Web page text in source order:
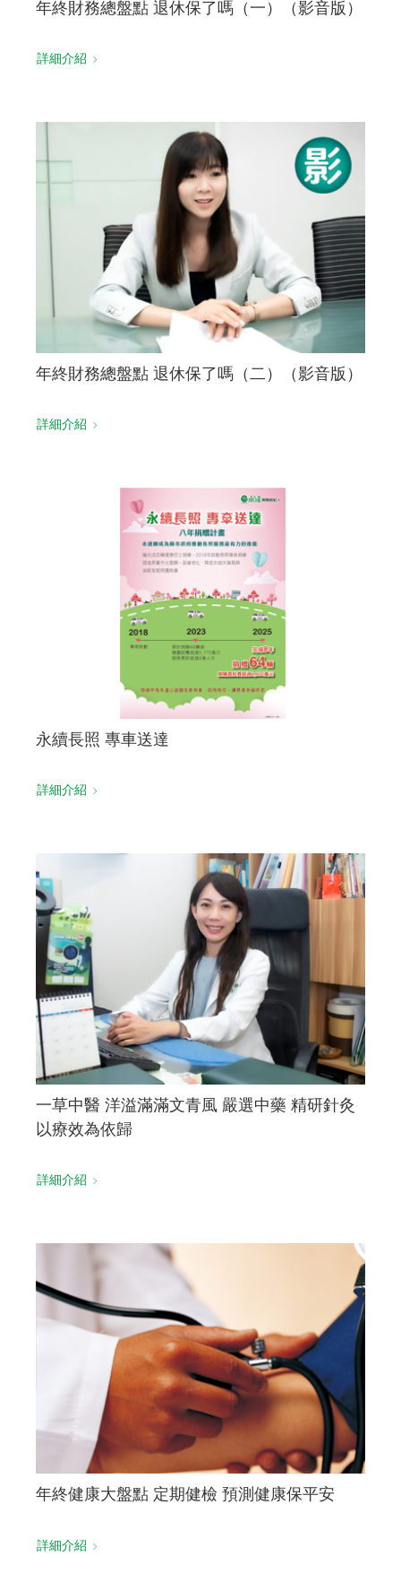
年終財務總盤點 退休保了嗎（一）（影音版）
詳細介紹
年終財務總盤點 退休保了嗎（二）（影音版）
詳細介紹
永續長照 專車送達
詳細介紹
一草中醫 洋溢滿滿文青風 嚴選中藥 精研針灸
以療效為依歸
詳細介紹
年終健康大盤點 定期健檢 預測健康保平安
詳細介紹